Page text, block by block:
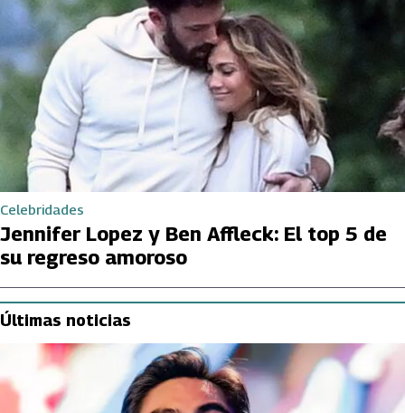
Celebridades
Jennifer Lopez y Ben Affleck: El top 5 de
su regreso amoroso
Últimas noticias